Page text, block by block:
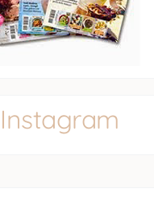
Instagram